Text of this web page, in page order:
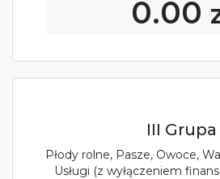
0.00
III Grupa
Płody rolne, Pasze, Owoce,
Usługi (z wyłączeniem